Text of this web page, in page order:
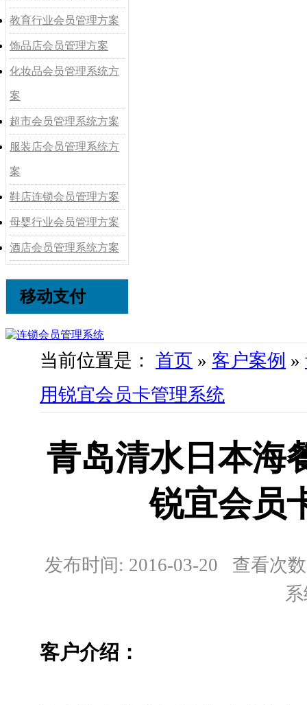
教育行业会员管理方案
饰品店会员管理方案
化妆品会员管理系统方
案
超市会员管理系统方案
服装店会员管理系统方
案
鞋店连锁会员管理方案
母婴行业会员管理方案
酒店会员管理系统方案
移动支付
当前位置是： 首页 » 客户案例 »
用锐宜会员卡管理系统
青岛清水日本海
锐宜会员
发布时间: 2016-03-20 查看次
客户介绍：